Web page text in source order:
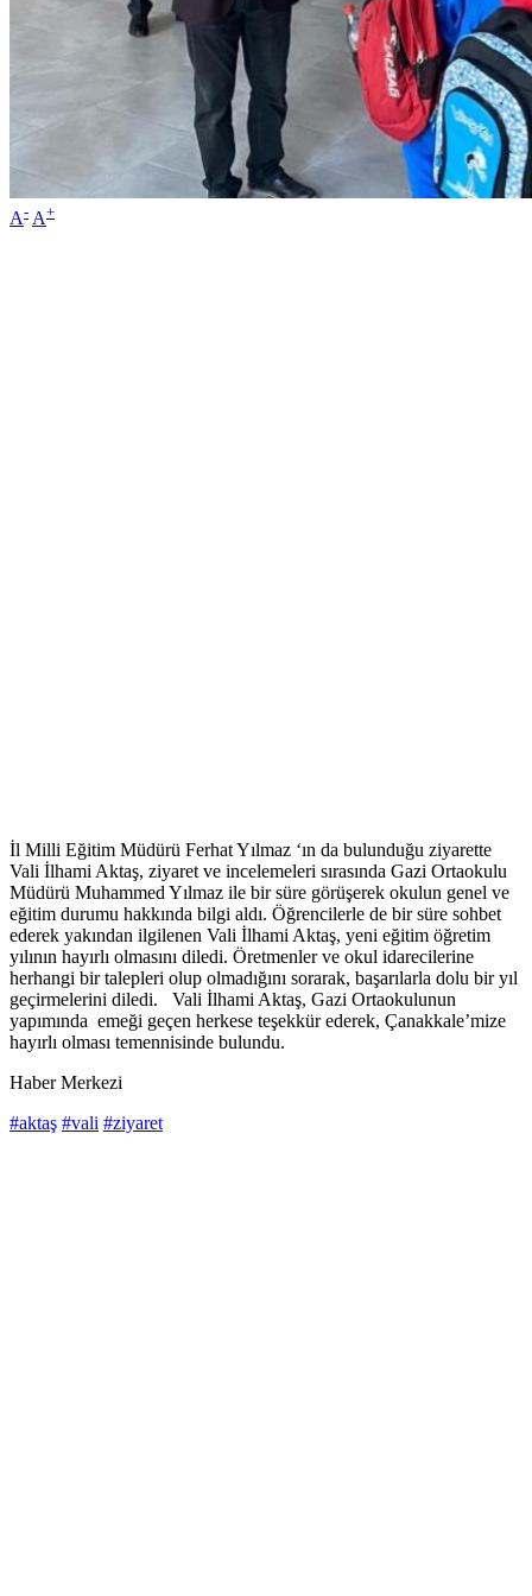
A- A+
İl Milli Eğitim Müdürü Ferhat Yılmaz ‘ın da bulunduğu ziyarette
Vali İlhami Aktaş, ziyaret ve incelemeleri sırasında Gazi Ortaokulu
Müdürü Muhammed Yılmaz ile bir süre görüşerek okulun genel ve
eğitim durumu hakkında bilgi aldı. Öğrencilerle de bir süre sohbet
ederek yakından ilgilenen Vali İlhami Aktaş, yeni eğitim öğretim
yılının hayırlı olmasını diledi. Öretmenler ve okul idarecilerine
herhangi bir talepleri olup olmadığını sorarak, başarılarla dolu bir yıl
geçirmelerini diledi. Vali İlhami Aktaş, Gazi Ortaokulunun
yapımında emeği geçen herkese teşekkür ederek, Çanakkale’mize
hayırlı olması temennisinde bulundu.
Haber Merkezi
#aktaş #vali #ziyaret